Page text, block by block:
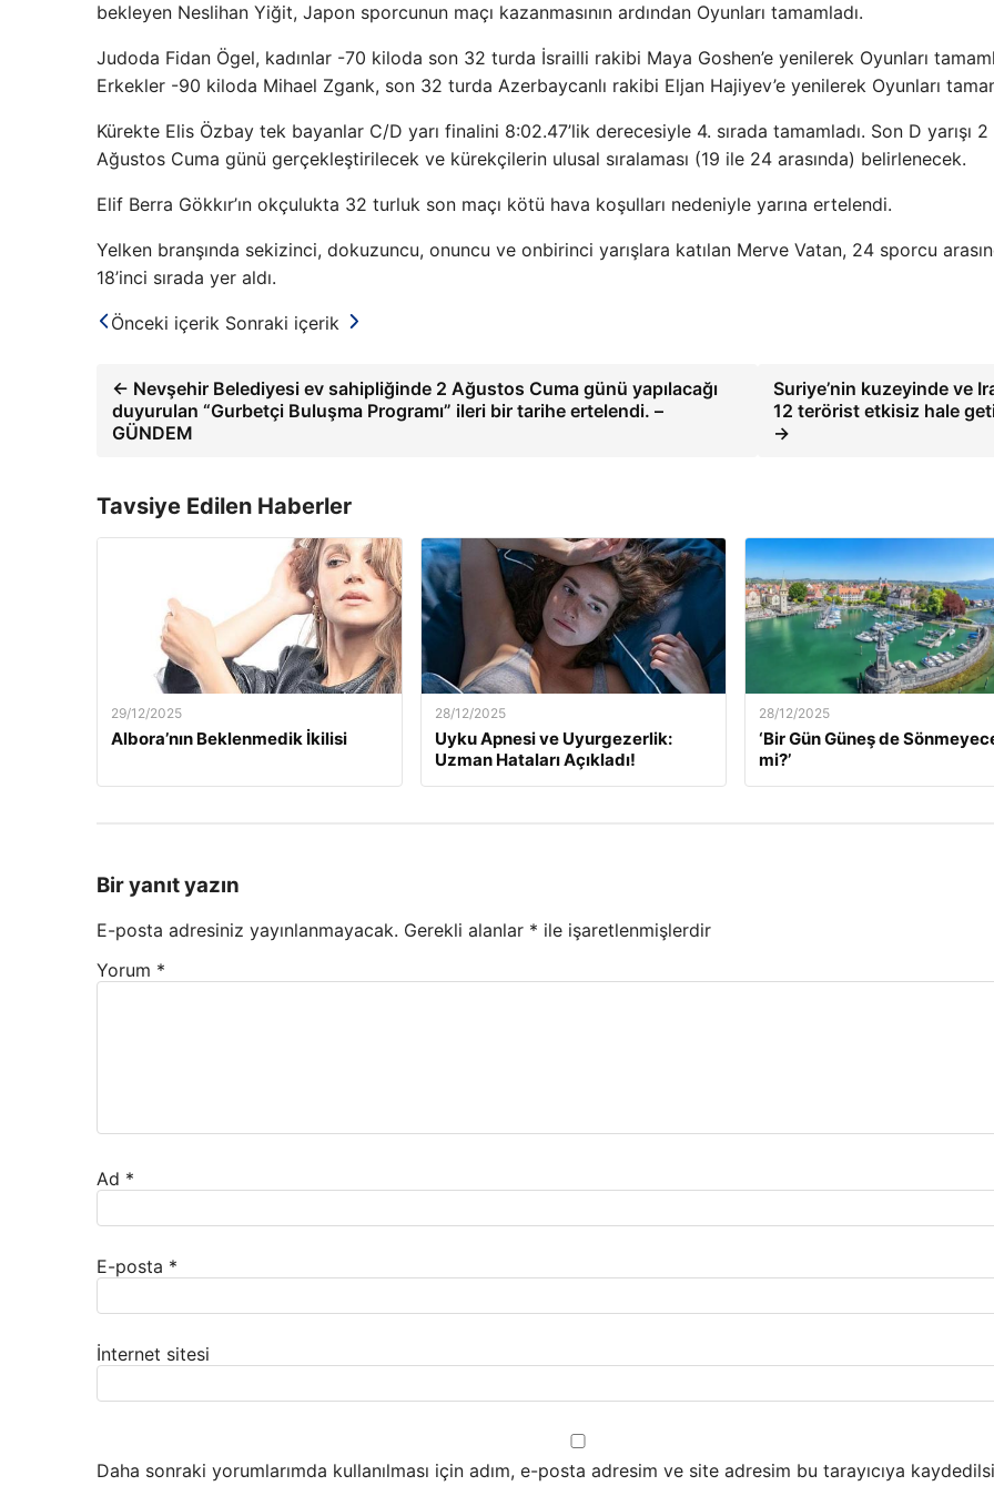
bekleyen Neslihan Yiğit, Japon sporcunun maçı kazanmasının ardından Oyunları tamamladı.
Judoda Fidan Ögel, kadınlar -70 kiloda son 32 turda İsrailli rakibi Maya Goshen’e yenilerek Oyunları
Erkekler -90 kiloda Mihael Zgank, son 32 turda Azerbaycanlı rakibi Eljan Hajiyev’e yenilerek Oyunları
Kürekte Elis Özbay tek bayanlar C/D yarı finalini 8:02.47’lik derecesiyle 4. sırada tamamladı. Son D yarışı 2
Ağustos Cuma günü gerçekleştirilecek ve kürekçilerin ulusal sıralaması (19 ile 24 arasında) belirlenecek.
Elif Berra Gökkır’ın okçulukta 32 turluk son maçı kötü hava koşulları nedeniyle yarına ertelendi.
Yelken branşında sekizinci, dokuzuncu, onuncu ve onbirinci yarışlara katılan Merve Vatan, 24 sporcu
18’inci sırada yer aldı.
Önceki içerik Sonraki içerik
← Nevşehir Belediyesi ev sahipliğinde 2 Ağustos Cuma günü yapılacağı
duyurulan “Gurbetçi Buluşma Programı” ileri bir tarihe ertelendi. –
GÜNDEM
Suriye’nin kuzeyinde ve
12 terörist etkisiz hale
→
Tavsiye Edilen Haberler
29/12/2025
Albora’nın Beklenmedik İkilisi
28/12/2025
Uyku Apnesi ve Uyurgezerlik:
Uzman Hataları Açıkladı!
28/12/2025
‘Bir Gün Güneş de
mi?’
Bir yanıt yazın
E-posta adresiniz yayınlanmayacak. Gerekli alanlar * ile işaretlenmişlerdir
Yorum *
Ad *
E-posta *
İnternet sitesi
Daha sonraki yorumlarımda kullanılması için adım, e-posta adresim ve site adresim bu tarayıcıya